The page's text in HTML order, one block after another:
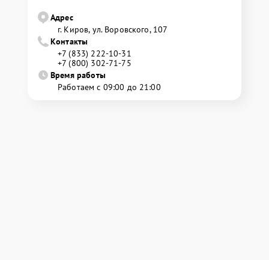
Адрес
г. Киров, ул. Воровского, 107
Контакты
+7 (833) 222-10-31
+7 (800) 302-71-75
Время работы
Работаем с 09:00 до 21:00